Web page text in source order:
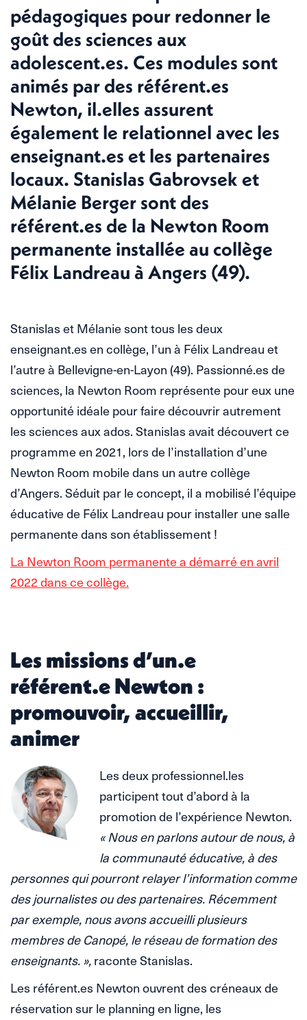
pédagogiques pour redonner le
goût des sciences aux
adolescent.es. Ces modules sont
animés par des référent.es
Newton, il.elles assurent
également le relationnel avec les
enseignant.es et les partenaires
locaux. Stanislas Gabrovsek et
Mélanie Berger sont des
référent.es de la Newton Room
permanente installée au collège
Félix Landreau à Angers (49).
Stanislas et Mélanie sont tous les deux
enseignant.es en collège, l’un à Félix Landreau et
l’autre à Bellevigne-en-Layon (49). Passionné.es de
sciences, la Newton Room représente pour eux une
opportunité idéale pour faire découvrir autrement
les sciences aux ados. Stanislas avait découvert ce
programme en 2021, lors de l’installation d’une
Newton Room mobile dans un autre collège
d’Angers. Séduit par le concept, il a mobilisé l’équipe
éducative de Félix Landreau pour installer une salle
permanente dans son établissement !
La Newton Room permanente a démarré en avril
2022 dans ce collège.
Les missions d’un.e
référent.e Newton :
promouvoir, accueillir,
animer
Les deux professionnel.les
participent tout d’abord à la
promotion de l’expérience Newton.
« Nous en parlons autour de nous, à
la communauté éducative, à des
personnes qui pourront relayer l’information comme
des journalistes ou des partenaires. Récemment
par exemple, nous avons accueilli plusieurs
membres de Canopé, le réseau de formation des
enseignants. », raconte Stanislas.
Les référent.es Newton ouvrent des créneaux de
réservation sur le planning en ligne, les